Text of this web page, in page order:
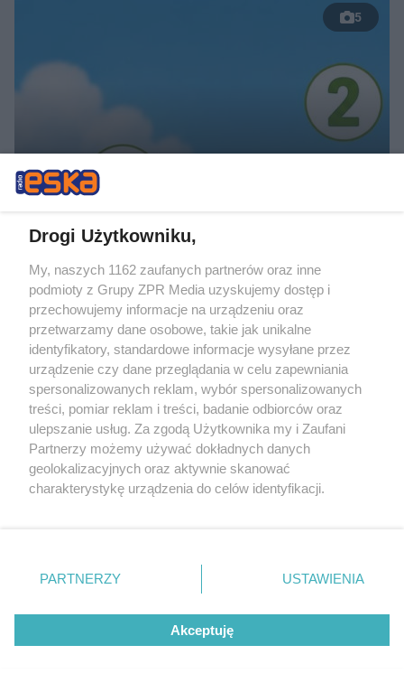
5
TEST OSOBOWOŚCI
Psychotest. Wybierz jeden kwiat i
sprawdź, jaki masz typ osobowości
ZOBACZ WIĘCEJ
Drogi Użytkowniku,
My, naszych 1162 zaufanych partnerów oraz inne
podmioty z Grupy ZPR Media uzyskujemy dostęp i
przechowujemy informacje na urządzeniu oraz
przetwarzamy dane osobowe, takie jak unikalne
identyfikatory, standardowe informacje wysyłane przez
urządzenie czy dane przeglądania w celu zapewniania
spersonalizowanych reklam, wybór spersonalizowanych
treści, pomiar reklam i treści, badanie odbiorców oraz
ulepszanie usług. Za zgodą Użytkownika my i Zaufani
Partnerzy możemy używać dokładnych danych
geolokalizacyjnych oraz aktywnie skanować
charakterystykę urządzenia do celów identyfikacji.
zmienić/wycofać klikając przycisk ustawień prywatności
znajdujący się w lewym dolnym rogu strony
rodzaje przetwarzania danych nie wymagają zgody
użytkownika, ale masz prawo sprzeciwić się takiemu
przetwarzaniu. Preferencje będą miały zastosowanie tylko
PARTNERZY USTAWIENIA
Akceptuję